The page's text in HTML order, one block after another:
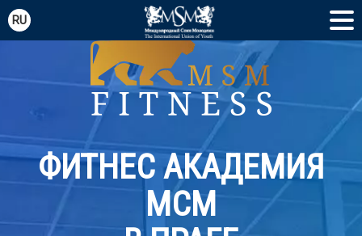
PT
RU
ФИТНЕС АКАДЕМИЯ
МСМ